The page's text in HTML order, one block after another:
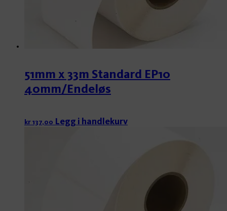
51mm x 33m Standard EP10
40mm/Endeløs
kr137,00 Legg i handlekurv